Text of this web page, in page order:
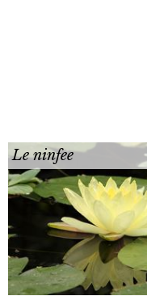
Le ninfee